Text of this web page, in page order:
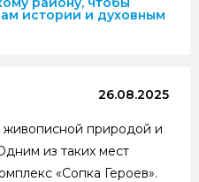
истории и духовным
26.08.2025
живописной природой и
из таких мест
«Сопка Героев».